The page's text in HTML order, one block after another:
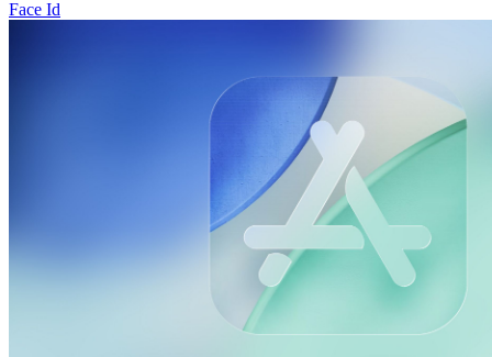
Face Id